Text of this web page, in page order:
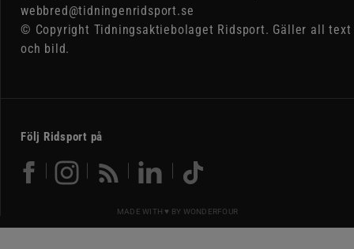
webbred@tidningenridsport.se
© Copyright Tidningsaktiebolaget Ridsport. Gäller all text
och bild.
Följ Ridsport på
MADE WITH ♥ BY WONDERFOUR